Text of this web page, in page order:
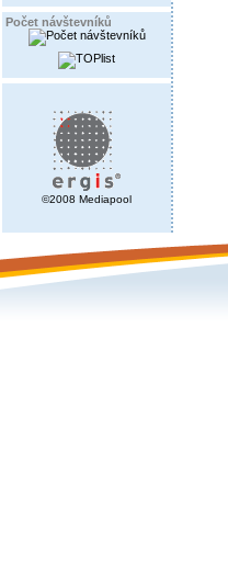
Počet návštevníků
©2008 Mediapool